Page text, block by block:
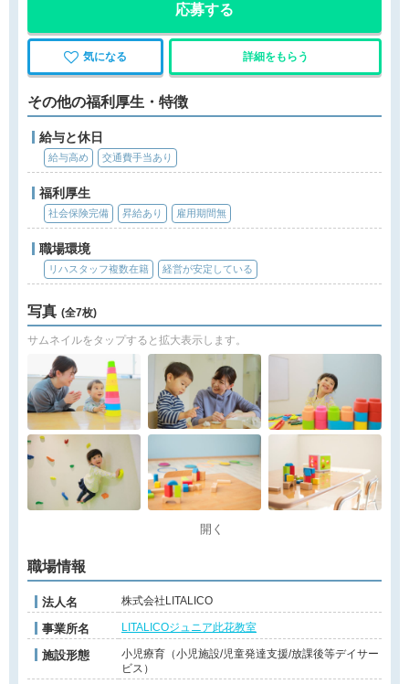
応募する
気になる 詳細をもらう
その他の福利厚生・特徴
給与と休日
給与高め 交通費手当あり
福利厚生
社会保険完備 昇給あり 雇用期間無
職場環境
リハスタッフ複数在籍 経営が安定している
写真 (全7枚)
サムネイルをタップすると拡大表示します。
開く
職場情報
法人名 株式会社LITALICO
事業所名 LITALICOジュニア此花教室
施設形態
小児療育（小児施設/児童発達支援/放課後等デイサー
ビス）